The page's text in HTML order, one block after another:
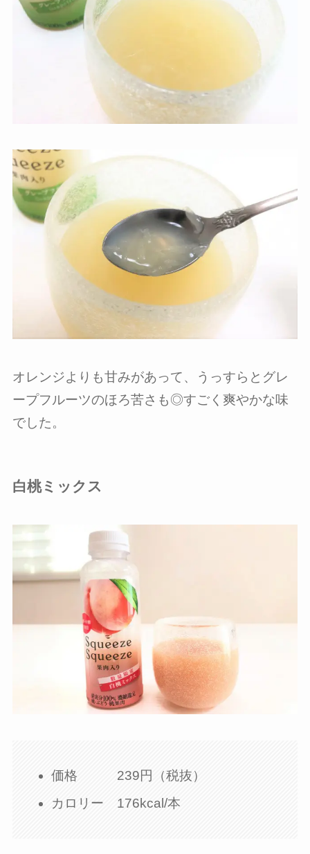
オレンジよりも甘みがあって、うっすらとグレ
ープフルーツのほろ苦さも◎すごく爽やかな味
でした。
白桃ミックス
価格 239円（税抜）
カロリー 176kcal/本